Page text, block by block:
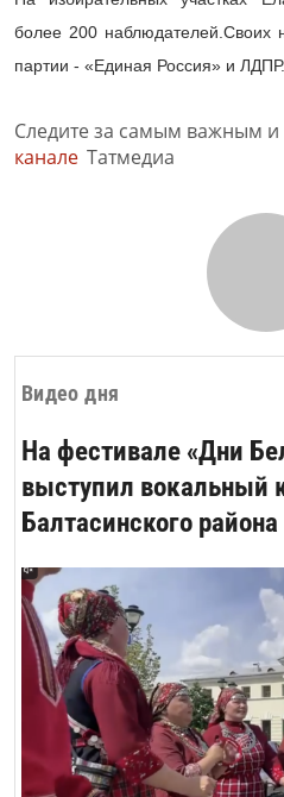
Видео дня
На фестивале «Дни
выступил вокальный
Балтасинского района
более 200 наблюдателей.Своих
партии - «Единая Россия» и ЛДПР.
Следите за самым важным
канале Татмедиа